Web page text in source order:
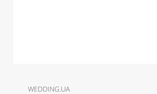
WEDDING.UA